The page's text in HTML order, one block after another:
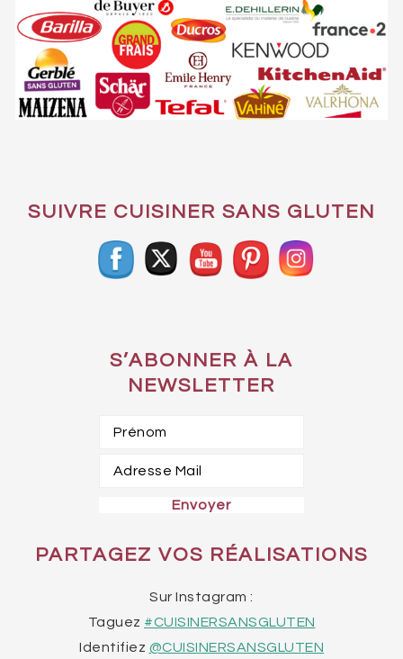
SUIVRE CUISINER SANS GLUTEN
S’ABONNER À LA
NEWSLETTER
PARTAGEZ VOS RÉALISATIONS
Sur Instagram :
Taguez #CUISINERSANSGLUTEN
Identifiez @CUISINERSANSGLUTEN